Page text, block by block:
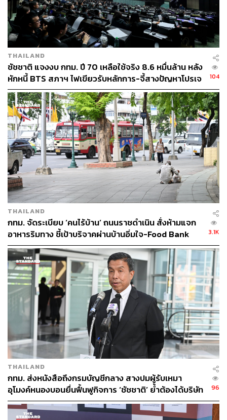
THAILAND
ชัชชาติ แจงงบ กทม. ปี 70 เหลือใช้จริง 8.6 หมื่นล้าน หลัง
หักหนี้ BTS สภาฯ ไฟเขียวรับหลักการ-จี้สางปัญหาโปรเจ
กต์ล่าช้า
104
THAILAND
กทม. จัดระเบียบ ‘คนไร้บ้าน’ ถนนราชดำเนิน สั่งห้ามแจก
อาหารริมทาง ชี้เป้าบริจาคผ่านบ้านอิ่มใจ-Food Bank
3.1K
THAILAND
กทม. ส่งหนังสือถึงกรมบัญชีกลาง สางปมผู้รับเหมา
อุโมงค์หนองบอนยื่นฟื้นฟูกิจการ ‘ชัชชาติ’ ย้ำต้องได้บริษัท
มั่นคง เร่งแก้บิ๊กโปรเจกต์ดีเลย์
96